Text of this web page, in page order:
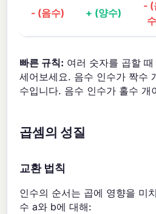
- (음수) + (양수)
- (
빠른 규칙: 여러 숫자를 곱할
세어보세요. 음수 인수가 짝수
수입니다. 음수 인수가 홀수 개
곱셈의 성질
교환 법칙
인수의 순서는 곱에 영향을 미
수 a와 b에 대해: